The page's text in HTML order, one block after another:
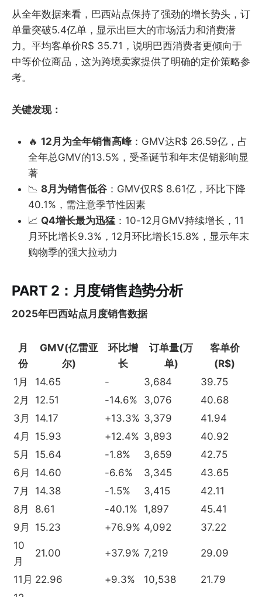
从全年数据来看，巴西站点保持了强劲的增长势头，订
单量突破5.4亿单，显示出巨大的市场活力和消费潜
力。平均客单价R$ 35.71，说明巴西消费者更倾向于
中等价位商品，这为跨境卖家提供了明确的定价策略参
考。
关键发现：
🔥 12月为全年销售高峰：GMV达R$ 26.59亿，占
全年总GMV的13.5%，受圣诞节和年末促销影响显
著
📉 8月为销售低谷 ：GMV仅R$ 8.61亿，环比下降
40.1%，需注意季节性因素
📈 Q4增长最为迅猛 ：10-12月GMV持续增长，11
月环比增长9.3%，12月环比增长15.8%，显示年末
购物季的强大拉动力
PART 2：月度销售趋势分析
2025年巴西站点月度销售数据
月
份
GMV(亿雷亚
尔)
环比增
长
订单量(万
单)
客单价
(R$)
1月
14.65 - 3,684
39.75
2月
12.51 -14.6% 3,076
40.68
3月
14.17 +13.3% 3,379
41.94
4月
15.93 +12.4% 3,893
40.92
5月
15.64 -1.8% 3,659
42.75
6月
14.60 -6.6% 3,345
43.65
7月
14.38 -1.5% 3,415
42.11
8月
8.61 -40.1% 1,897
45.41
9月
15.23 +76.9% 4,092
37.22
10
月
21.00 +37.9% 7,219 29.09
11月 22.96 +9.3% 10,538
21.79